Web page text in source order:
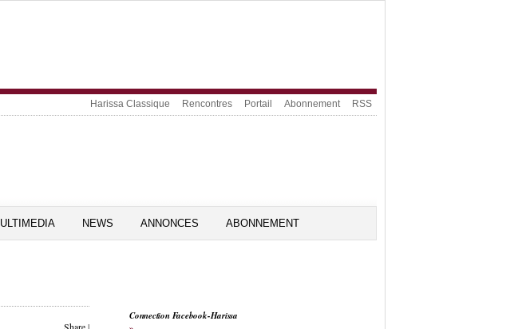
Harissa Classique Rencontres Portail Abonnement RSS
NEWS ANNONCES ABONNEMENT
Connection Facebook-Harissa